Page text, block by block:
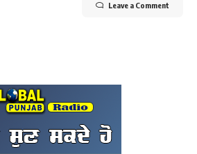
Leave a Comment